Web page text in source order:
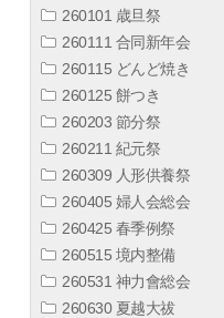
260101 歳旦祭
260111 合同新年会
260115 どんど焼き
260125 餅つき
260203 節分祭
260211 紀元祭
260309 人形供養祭
260405 婦人会総会
260425 春季例祭
260515 境内整備
260531 神力會総会
260630 夏越大祓